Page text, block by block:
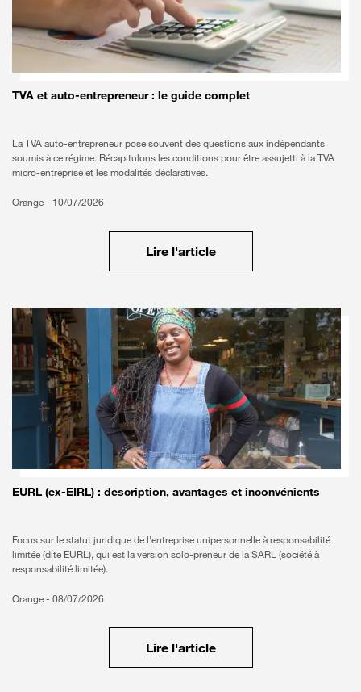
TVA et auto-entrepreneur : le guide complet
La TVA auto-entrepreneur pose souvent des questions aux indépendants
soumis à ce régime. Récapitulons les conditions pour être assujetti à la TVA
micro-entreprise et les modalités déclaratives.
Orange - 10/07/2026
Lire l'article
EURL (ex-EIRL) : description, avantages et inconvénients
Focus sur le statut juridique de l'entreprise unipersonnelle à responsabilité
limitée (dite EURL), qui est la version solo-preneur de la SARL (société à
responsabilité limitée).
Orange - 08/07/2026
Lire l'article